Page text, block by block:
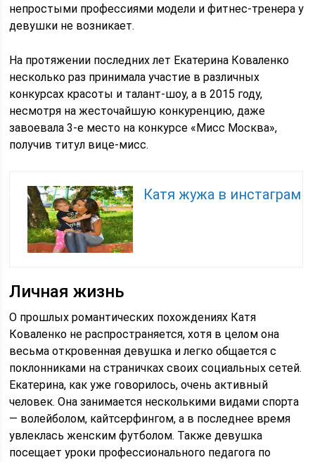
непростыми профессиями модели и фитнес-тренера у
девушки не возникает.
На протяжении последних лет Екатерина Коваленко
несколько раз принимала участие в различных
конкурсах красоты и талант-шоу, а в 2015 году,
несмотря на жесточайшую конкуренцию, даже
завоевала 3-е место на конкурсе «Мисс Москва»,
получив титул вице-мисс.
Катя жужа в инстаграм
Личная жизнь
О прошлых романтических похождениях Катя
Коваленко не распространяется, хотя в целом она
весьма откровенная девушка и легко общается с
поклонниками на страничках своих социальных сетей.
Екатерина, как уже говорилось, очень активный
человек. Она занимается несколькими видами спорта
— волейболом, кайтсерфингом, а в последнее время
увлеклась женским футболом. Также девушка
посещает уроки профессионального педагога по